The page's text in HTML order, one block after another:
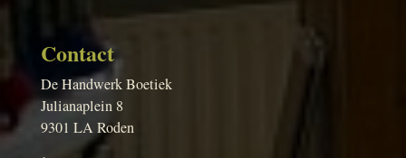
Contact
De Handwerk Boetiek
Julianaplein 8
9301 LA Roden